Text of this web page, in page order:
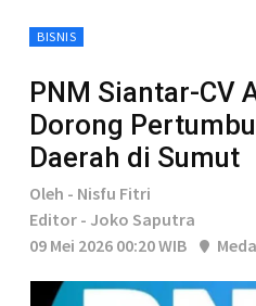
BISNIS
PNM Siantar-CV
Dorong
Daerah di Sumut
Oleh - Nisfu Fitri
Editor - Joko Saputra
09 Mei 2026 00:20 WIB